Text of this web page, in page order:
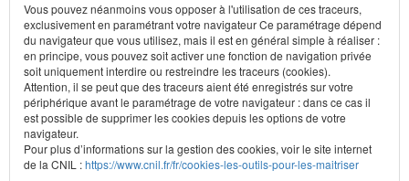
Vous pouvez néanmoins vous opposer à l'utilisation de ces traceurs,
exclusivement en paramétrant votre navigateur Ce paramétrage dépend
du navigateur que vous utilisez, mais il est en général simple à réaliser :
en principe, vous pouvez soit activer une fonction de navigation privée
soit uniquement interdire ou restreindre les traceurs (cookies).
Attention, il se peut que des traceurs aient été enregistrés sur votre
périphérique avant le paramétrage de votre navigateur : dans ce cas il
est possible de supprimer les cookies depuis les options de votre
navigateur.
Pour plus d’informations sur la gestion des cookies, voir le site internet
de la CNIL :https://www.cnil.fr/fr/cookies-les-outils-pour-les-maitriser